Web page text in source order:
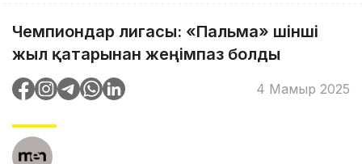
Чемпиондар лигасы: «Пальма» үшінші
жыл қатарынан жеңімпаз болды
4 Мамыр 2025